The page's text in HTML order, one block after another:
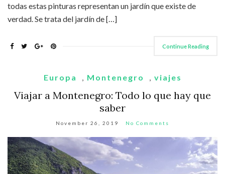
todas estas pinturas representan un jardín que existe de
verdad. Se trata del jardín de […]
Continue Reading
Europa , Montenegro , viajes
Viajar a Montenegro: Todo lo que hay que
saber
November 26, 2019 No Comments